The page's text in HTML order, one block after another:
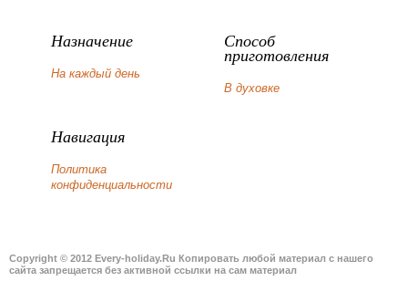
Назначение
На каждый день
Способ
приготовления
В духовке
Навигация
Политика
конфиденциальности
Copyright © 2012 Every-holiday.Ru Копировать любой материал с нашего
сайта запрещается без активной ссылки на сам материал